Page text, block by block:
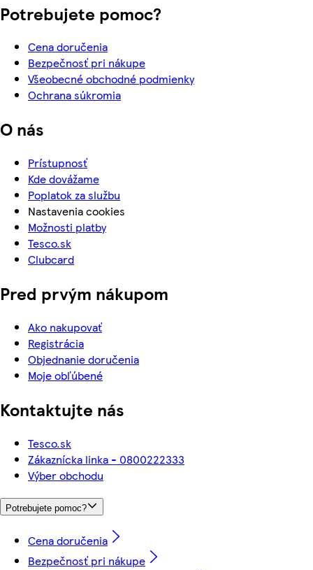
Potrebujete pomoc?
Cena doručenia
Bezpečnosť pri nákupe
Všeobecné obchodné podmienky
Ochrana súkromia
O nás
Prístupnosť
Kde dovážame
Poplatok za službu
Nastavenia cookies
Možnosti platby
Tesco.sk
Clubcard
Pred prvým nákupom
Ako nakupovať
Registrácia
Objednanie doručenia
Moje obľúbené
Kontaktujte nás
Tesco.sk
Zákaznícka linka - 0800222333
Výber obchodu
Potrebujete pomoc?
Cena doručenia
Bezpečnosť pri nákupe